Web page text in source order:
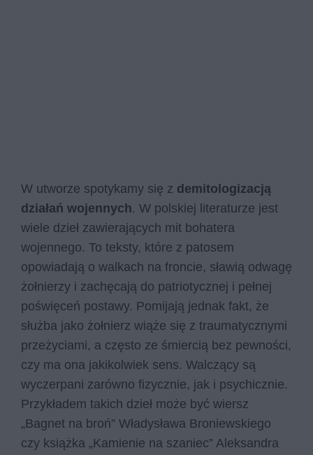
W utworze spotykamy się z demitologizacją
działań wojennych. W polskiej literaturze jest
wiele dzieł zawierających mit bohatera
wojennego. To teksty, które z patosem
opowiadają o walkach na froncie, sławią odwagę
żołnierzy i zachęcają do patriotycznej i pełnej
poświęceń postawy. Pomijają jednak fakt, że
służba jako żołnierz wiąże się z traumatycznymi
przeżyciami, a często ze śmiercią bez pewności,
czy ma ona jakikolwiek sens. Walczący są
wyczerpani zarówno fizycznie, jak i psychicznie.
Przykładem takich dzieł może być wiersz
„Bagnet na broń” Władysława Broniewskiego
czy książka „Kamienie na szaniec” Aleksandra